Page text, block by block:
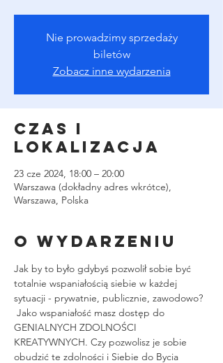
Nie prowadzimy sprzedaży
biletów
Zobacz inne wydarzenia
Czas i
lokalizacja
23 cze 2024, 18:00 – 20:00
Warszawa (dokładny adres wkrótce),
Warszawa, Polska
O wydarzeniu
Jak by to było gdybyś pozwolił sobie być
totalnie wspaniałością siebie w każdej
sytuacji - prywatnie, publicznie, zawodowo?
Jako wspaniałość masz dostęp do
GENIALNYCH ZDOLNOŚCI
KREATYWNYCH. Czy pozwolisz je sobie
obudzić te zdolności i Siebie do Bycia